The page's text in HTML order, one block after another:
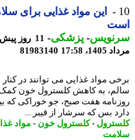
این مواد غذایی برای
-پزشکی-
17:58
81983140
مواد غذایی می توانند در کنار
به کاهش کلسترول خون کمک
هفت صبح، جو خوراکی که بین
بس که سرشار از فیبر ...
-کلسترول خون-مواد غذایی-